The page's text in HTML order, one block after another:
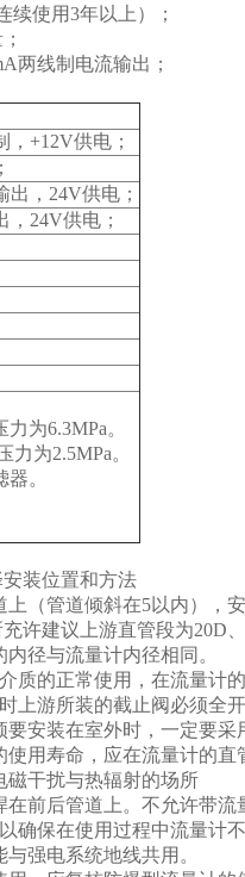
使用3年以上）；
两线制电流输出；
+12V供电；
，24V供电；
24V供电；
为6.3MPa。
为2.5MPa。
。
装位置和方法
上（管道倾斜在5以内）
许建议上游直管段为20D、
径与流量计内径相同。
质的正常使用，在流量计
上游所装的截止阀必须全
安装在室外时，一定要
用寿命，应在流量计的直
磁干扰与热辐射的场所
在前后管道上。不允许带
确保在使用过程中流量计
强电系统地线共用。